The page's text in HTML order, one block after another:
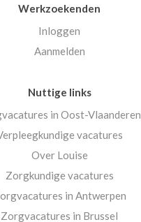
Werkzoekenden
Inloggen
Aanmelden
Nuttige links
in Oost-Vlaanderen
vacatures
Over Louise
Zorgkundige vacatures
in Antwerpen
Zorgvacatures in Brussel